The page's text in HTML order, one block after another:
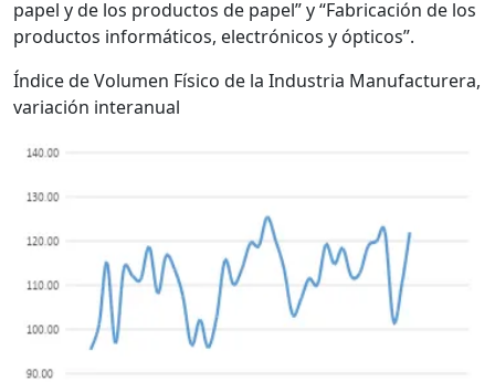
papel y de los productos de papel” y “Fabricación de los
productos informáticos, electrónicos y ópticos”.
Índice de Volumen Físico de la Industria Manufacturera,
variación interanual